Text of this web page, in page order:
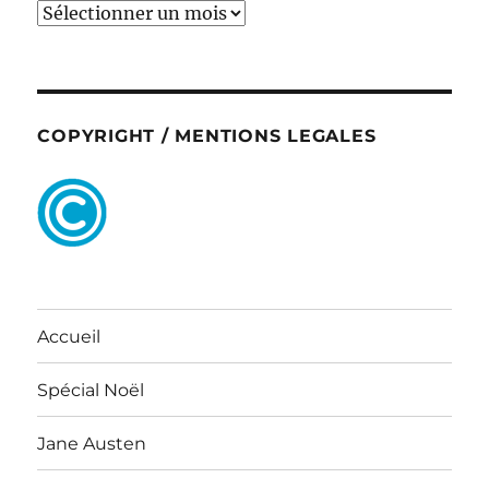
ARCHIVES
COPYRIGHT / MENTIONS LEGALES
Accueil
Spécial Noël
Jane Austen